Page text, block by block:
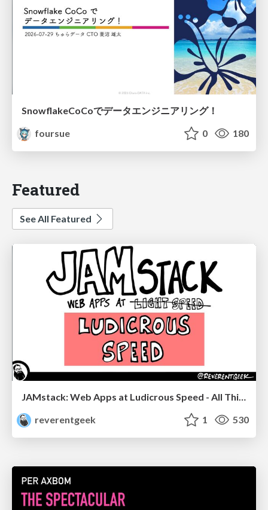
SnowflakeCoCoでデータエンジニアリング！
foursue
0 180
Featured
See All Featured
JAMstack: Web Apps at Ludicrous Speed - All Things Open 2022
reverentgeek
1 530